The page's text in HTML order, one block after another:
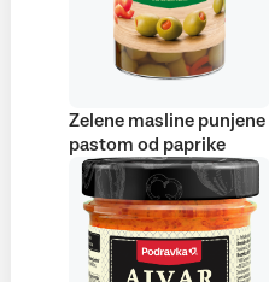
Zelene masline punjene
pastom od paprike